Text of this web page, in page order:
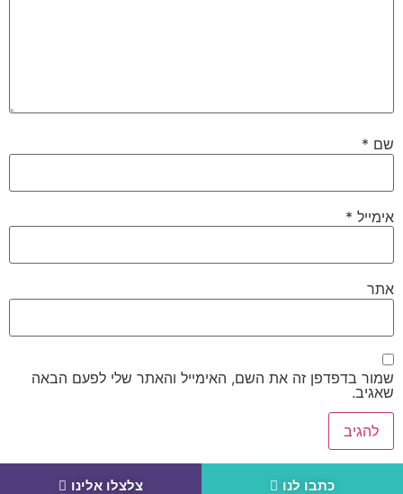
שם *
אימייל *
אתר
שמור בדפדפן זה את השם, האימייל והאתר שלי לפעם הבאה
שאגיב.
כתבו לנו צלצלו אלינו